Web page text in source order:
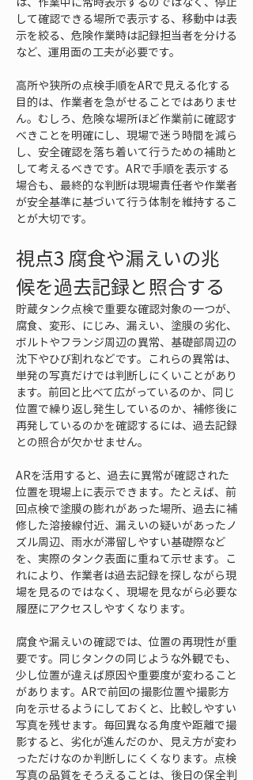
して確認できる場所で表示する、移動中は表
示を絞る、危険作業時は記録担当者を分ける
など、運用面の工夫が必要です。
高所や狭所の点検手順をARで見える化する
目的は、作業者を急がせることではありませ
ん。むしろ、危険な場所ほど作業前に確認す
べきことを明確にし、現場で迷う時間を減ら
し、安全確認を落ち着いて行うための補助と
して考えるべきです。ARで手順を表示する
場合も、最終的な判断は現場責任者や作業者
が安全基準に基づいて行う体制を維持するこ
とが大切です。
視点3 腐食や漏えいの兆
候を過去記録と照合する
貯蔵タンク点検で重要な確認対象の一つが、
腐食、変形、にじみ、漏えい、塗膜の劣化、
ボルトやフランジ周辺の異常、基礎部周辺の
沈下やひび割れなどです。これらの異常は、
単発の写真だけでは判断しにくいことがあり
ます。前回と比べて広がっているのか、同じ
位置で繰り返し発生しているのか、補修後に
再発しているのかを確認するには、過去記録
との照合が欠かせません。
ARを活用すると、過去に異常が確認された
位置を現場上に表示できます。たとえば、前
回点検で塗膜の膨れがあった場所、過去に補
修した溶接線付近、漏えいの疑いがあったノ
ズル周辺、雨水が滞留しやすい基礎際など
を、実際のタンク表面に重ねて示せます。こ
れにより、作業者は過去記録を探しながら現
場を見るのではなく、現場を見ながら必要な
履歴にアクセスしやすくなります。
腐食や漏えいの確認では、位置の再現性が重
要です。同じタンクの同じような外観でも、
少し位置が違えば原因や重要度が変わること
があります。ARで前回の撮影位置や撮影方
向を示せるようにしておくと、比較しやすい
写真を残せます。毎回異なる角度や距離で撮
影すると、劣化が進んだのか、見え方が変わ
っただけなのか判断しにくくなります。点検
写真の品質をそろえることは、後日の保全判